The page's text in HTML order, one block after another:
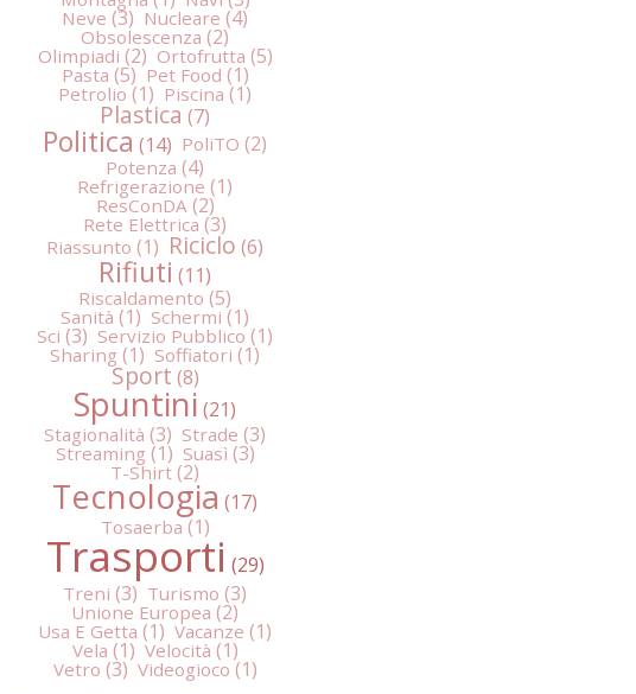
Neve
Nucleare
Obsolescenza
Olimpiadi
Ortofrutta
Pasta
Pet Food
Petrolio
Piscina
Plastica
Politica
PoliTO
Potenza
Refrigerazione
ResConDA
Rete Elettrica
Riassunto
Riciclo
Rifiuti
Riscaldamento
Sanità
Schermi
Sci
Servizio Pubblico
Sharing
Soffiatori
Sport
Spuntini
Stagionalità
Strade
Streaming
Suasì
T-Shirt
Tecnologia
Tosaerba
Trasporti
Treni
Turismo
Unione Europea
Usa E Getta
Vacanze
Vela
Velocità
Vetro
Videogioco